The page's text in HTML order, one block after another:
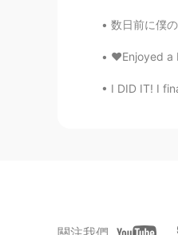
数日前に僕の近所で散
❤️Enjoyed a
I DID IT! I